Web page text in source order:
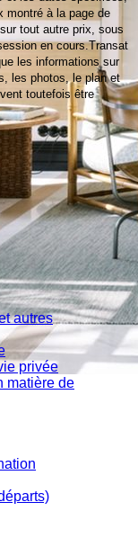
montré à la page de
tout autre prix, sous
en cours.Transat
les informations sur
les photos, le plan et
toutefois être
autres
privée
matière de